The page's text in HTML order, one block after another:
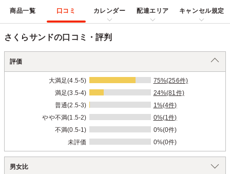
商品一覧 口コミ カレンダー 配達エリア キャンセル規定
さくらサンドの口コミ・評判
評価
大満足(4.5-5)
75%(256件)
満足(3.5-4)
24%(81件)
普通(2.5-3)
1%(4件)
やや不満(1.5-2)
0%(1件)
不満(0.5-1)
0%(0件)
未評価
0%(0件)
男女比